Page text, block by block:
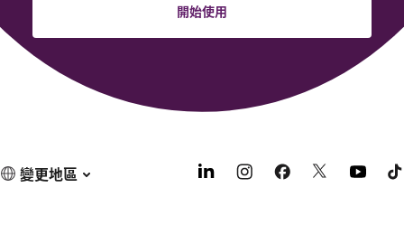
開始使用
變更地區